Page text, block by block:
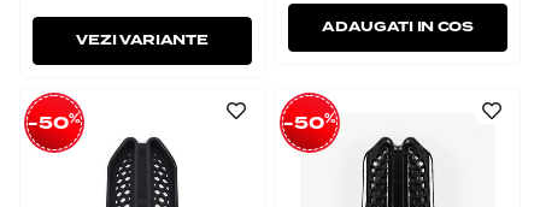
VEZI VARIANTE
ADAUGATI IN COS
-50% -50%